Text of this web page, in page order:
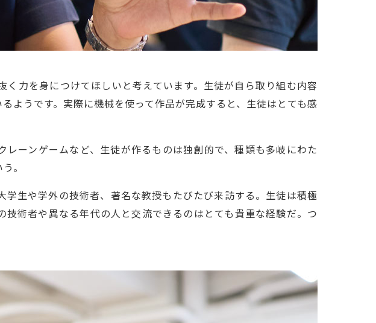
力を身につけてほしいと考えています。生徒が自ら取り組む内容
ようです。実際に機械を使って作品が完成すると、生徒はとても感
ーンゲームなど、生徒が作るものは独創的で、種類も多岐にわた
。
生や学外の技術者、著名な教授もたびたび来訪する。生徒は積極
術者や異なる年代の人と交流できるのはとても貴重な経験だ。つ